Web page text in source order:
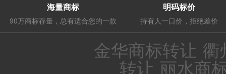
海量商标
90万商标存量，总有适合您的一款
明码标价
持有人一口价，拒绝差价
金华商标转让 衢
转让 丽水商